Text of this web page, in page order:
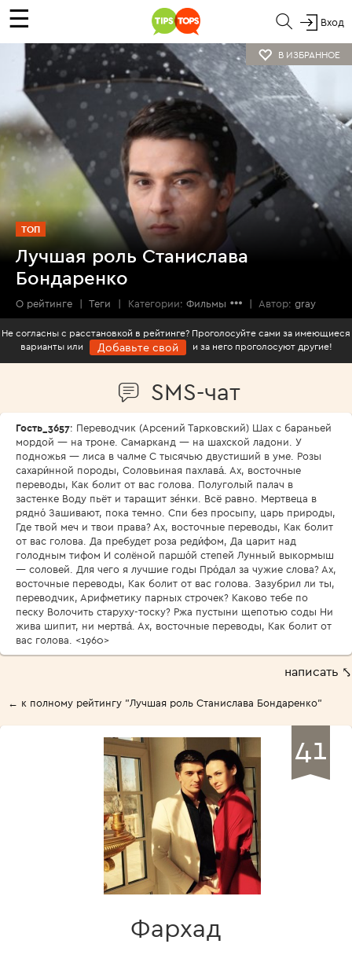
☰ Вход
В ИЗБРАННОЕ
ТОП
Лучшая роль Станислава
Бондаренко
О рейтинге | Теги | Категории: Фильмы | Автор: gray
Не согласны с расстановкой в рейтинге? Проголосуйте сами за имеющиеся
варианты или
Добавьте свой и за него проголосуют другие!
SMS-чат
Гость_3657: Переводчик (Арсений Тарковский) Шах с бараньей
мордой — на троне. Самарканд — на шахской ладони. У
подножья — лиса в чалме С тысячью двустиший в уме. Розы
сахари́нной породы, Соловьиная пахлава́. Ах, восточные
переводы, Как болит от вас голова. Полуголый палач в
застенке Воду пьёт и таращит зе́нки. Всё равно. Мертвеца в
рядно́ Зашивают, пока темно. Спи без просыпу, царь природы,
Где твой меч и твои права? Ах, восточные переводы, Как болит
от вас голова. Да пребудет роза реди́фом, Да царит над
голодным тифом И солёной паршо́й степей Лунный выкормыш
— соловей. Для чего я лучшие годы Про́дал за чужие слова? Ах,
восточные переводы, Как болит от вас голова. Зазубрил ли ты,
переводчик, Арифметику парных строчек? Каково тебе по
песку Волочить старуху-тоску? Ржа пустыни щепотью соды Ни
жива шипит, ни мертва́. Ах, восточные переводы, Как болит от
вас голова. <1960>
написать ⤣
← к полному рейтингу "Лучшая роль Станислава Бондаренко"
41
Фархад